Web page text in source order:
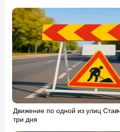
Движение по одной из улиц
три дня